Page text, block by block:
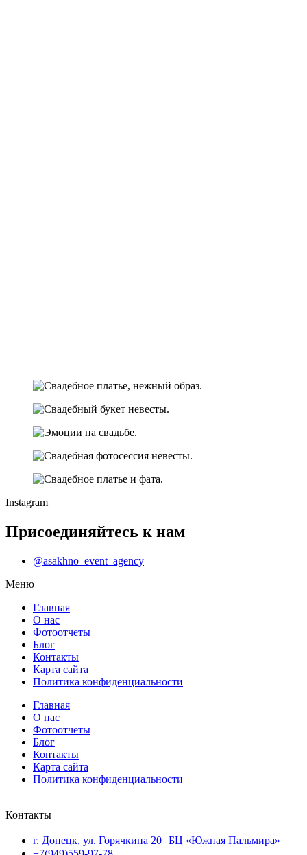
Instagram
Присоединяйтесь к нам
@asakhno_event_agency
Меню
Главная
О нас
Фотоотчеты
Блог
Контакты
Карта сайта
Политика конфиденциальности
Главная
О нас
Фотоотчеты
Блог
Контакты
Карта сайта
Политика конфиденциальности
Контакты
г. Донецк, ул. Горячкина 20 БЦ «Южная Пальмира»